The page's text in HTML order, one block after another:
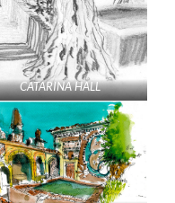
CATARINA HALL